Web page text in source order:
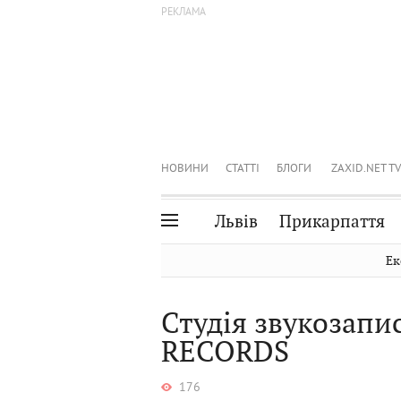
НОВИНИ СТАТТІ БЛОГИ ZAXID.NET TV
Львів Прикарпаття
Волинь
Закарпаття
Чернівці
Студія
RECORDS
176